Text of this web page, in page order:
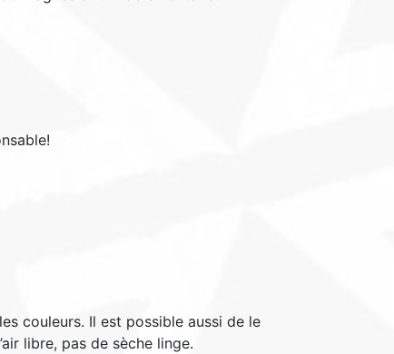
couleurs. Il est possible aussi de le
libre, pas de sèche linge.